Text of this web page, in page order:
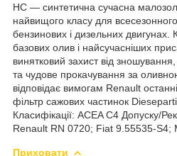
НС — синтетична сучасна
найвищого класу для
бензинових і дизельних двигунах.
базових олив і найсучасніших
винятковий захист від
та чудове прокачування за
відповідає вимогам Renault
фільтр сажових частинок
Класифікації: ACEA C4 Допуску/
Renault RN 0720; Fiat 9.55535-S4;
Приховати